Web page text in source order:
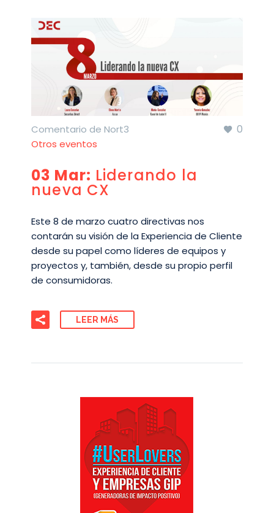
0
Comentario de Nort3
Otros eventos
03 Mar: Liderando la
nueva CX
Este 8 de marzo cuatro directivas nos
contarán su visión de la Experiencia de Cliente
desde su papel como líderes de equipos y
proyectos y, también, desde su propio perfil
de consumidoras.
LEER MÁS